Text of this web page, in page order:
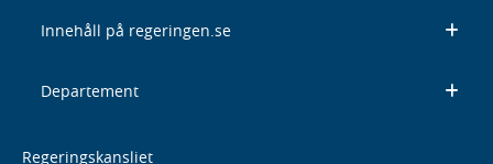
Innehåll på regeringen.se
Departement
Regeringskansliet